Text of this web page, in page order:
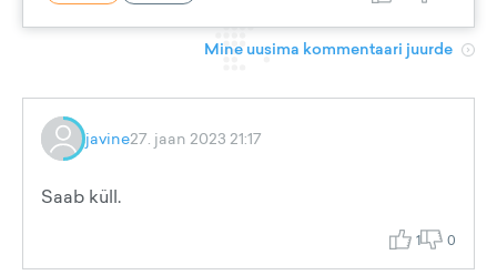
Mine uusima kommentaari juurde
javine27. jaan 2023 21:17
Saab küll.
1 0